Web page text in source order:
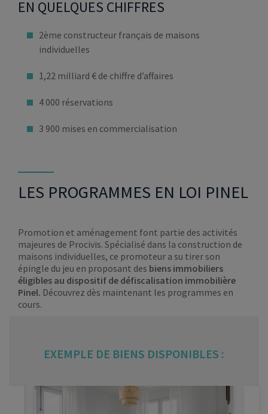
EN QUELQUES CHIFFRES
2ème constructeur français de maisons
individuelles
1,22 milliard € de chiffre d’affaires
4 000 réservations
3 900 mises en commercialisation
LES PROGRAMMES EN LOI PINEL
Promotion et aménagement font partie des activités
majeures de Procivis. Spécialisé dans la construction de
maisons individuelles, ce promoteur a su tirer son
épingle du jeu en proposant des biens immobiliers
éligibles au dispositif de défiscalisation immobilière
Pinel. Découvrez dès maintenant les programmes en
cours.
EXEMPLE DE BIENS DISPONIBLES :